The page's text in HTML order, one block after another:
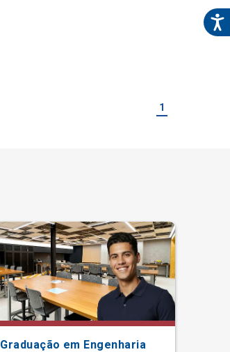
1
Graduação em Engenharia